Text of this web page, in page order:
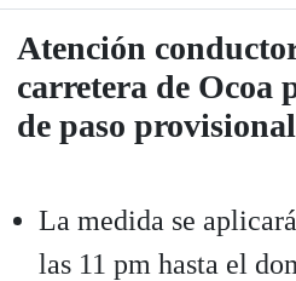
Atención
carretera de Ocoa
de paso provisional
La medida se
las 11 pm hasta el